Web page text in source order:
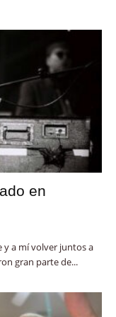
en
y a mí volver juntos a
gran parte de...